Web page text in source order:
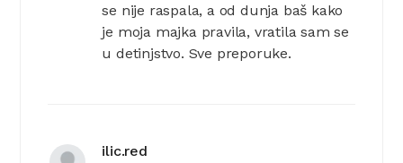
se nije raspala, a od dunja baš kako
je moja majka pravila, vratila sam se
u detinjstvo. Sve preporuke.
ilic.red